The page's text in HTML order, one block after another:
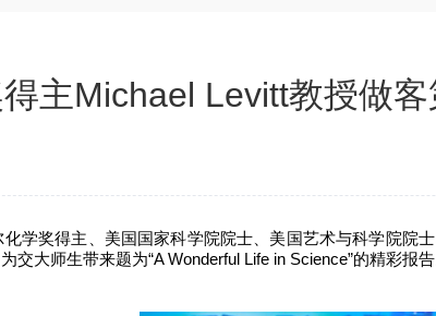
主Michael Levitt教授做
化学奖得主、美国国家科学院院士、美国艺术与科学院院
交大师生带来题为“A Wonderful Life in Science”的精彩报告